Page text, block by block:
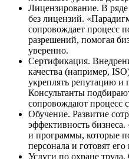
Лицензирование. В ряде
без лицензий.
сопровождает процесс
разрешений, помогая
уверенно.
Сертификация.
качества (например,
укреплять репутацию и
Консультанты
сопровождают процесс
Обучение. Развитие
эффективность
и программы, которые
персонала и готовят
Услуги по охране